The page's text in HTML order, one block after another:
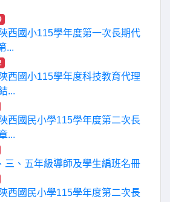
西國小115學年度第一次長期代
...
西國小115學年度科技教育代理
...
西國民小學115學年度第二次長
...
三、五年級導師及學生編班名冊
西國民小學115學年度第二次長